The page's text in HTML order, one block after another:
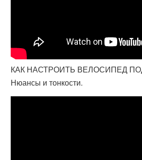
КАК НАСТРОИТЬ ВЕЛОСИПЕД
Нюансы и тонкости.